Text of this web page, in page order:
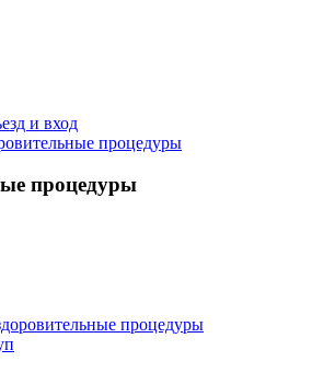
и вход
процедуры
процедуры
процедуры